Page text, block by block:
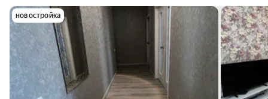
новостройка